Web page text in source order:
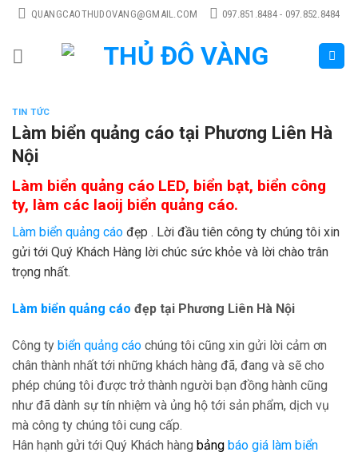
Skip
content
QUANGCAOTHUDOVANG@GMAIL.COM 097.851.8484 - 097.852.8484
TIN TỨC
Làm biển quảng cáo tại Phương Liên Hà
Nội
Làm biển quảng cáo LED, biển bạt, biển công
ty, làm các laoij biển quảng cáo.
Làm biển quảng cáo đẹp . Lời đầu tiên công ty chúng tôi xin
gửi tới Quý Khách Hàng lời chúc sức khỏe và lời chào trân
trọng nhất.
Làm biển quảng cáo đẹp tại Phương Liên Hà Nội
Công ty biển quảng cáo chúng tôi cũng xin gửi lời cảm ơn
chân thành nhất tới những khách hàng đã, đang và sẽ cho
phép chúng tôi được trở thành người bạn đồng hành cũng
như đã dành sự tín nhiệm và ủng hộ tới sản phẩm, dịch vụ
mà công ty chúng tôi cung cấp.
Hân hạnh gửi tới Quý Khách hàng bảng báo giá làm biển